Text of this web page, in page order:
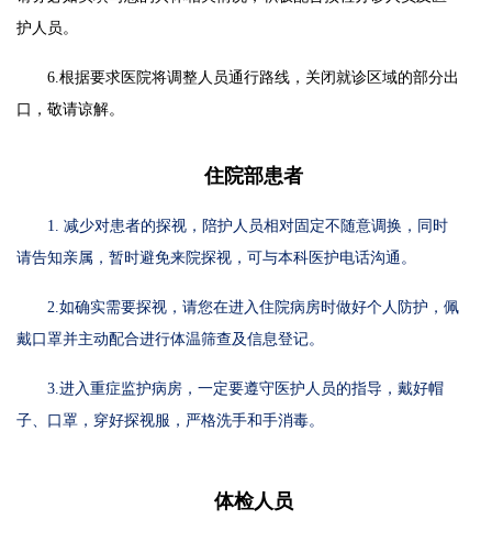
护人员。
6.根据要求医院将调整人员通行路线，关闭就诊区域的部分出
口，敬请谅解。
住院部患者
1. 减少对患者的探视，陪护人员相对固定不随意调换，同时
请告知亲属，暂时避免来院探视，可与本科医护电话沟通。
2.如确实需要探视，请您在进入住院病房时做好个人防护，佩
戴口罩并主动配合进行体温筛查及信息登记。
3.进入重症监护病房，一定要遵守医护人员的指导，戴好帽
子、口罩，穿好探视服，严格洗手和手消毒。
体检人员